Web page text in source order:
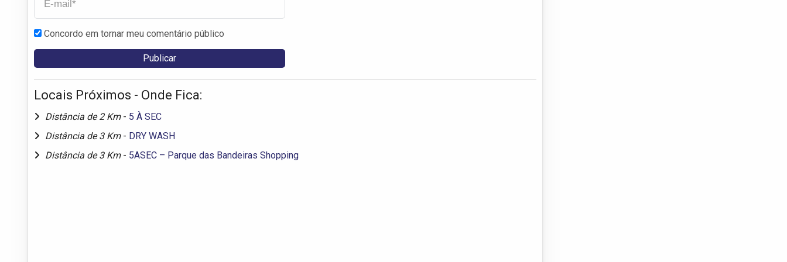
Concordo em tornar meu comentário público
Locais Próximos - Onde Fica:
Distância de 2 Km - 5 À SEC
Distância de 3 Km - DRY WASH
Distância de 3 Km - 5ASEC – Parque das Bandeiras Shopping